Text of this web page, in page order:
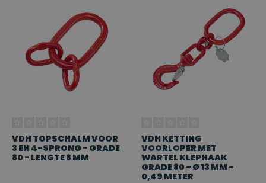
VDH TOPSCHALM VOOR
3 EN 4-SPRONG - GRADE
80 - LENGTE 8 MM
VDH KETTING
VOORLOPER MET
WARTEL KLEPHAAK
GRADE 80 - Ø 13 MM -
0,49 METER